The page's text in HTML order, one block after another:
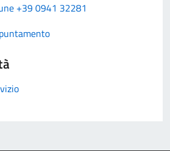
+39 0941 32281